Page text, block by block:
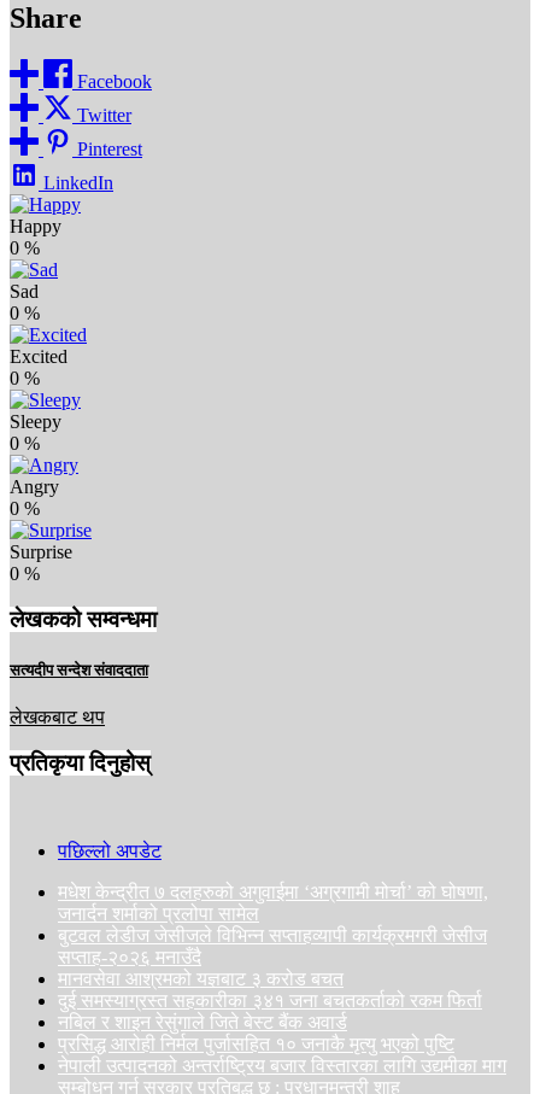
Share
Facebook
Twitter
Pinterest
LinkedIn
Happy
0 %
Sad
0 %
Excited
0 %
Sleepy
0 %
Angry
0 %
Surprise
0 %
लेखकको सम्वन्धमा
सत्यदीप सन्देश संवाददाता
लेखकबाट थप
प्रतिकृया दिनुहोस्
पछिल्लो अपडेट
मधेश केन्द्रीत ७ दलहरुको अगुवाईमा ‘अग्रगामी मोर्चा’ को घोषणा,
जनार्दन शर्माको प्रलोपा सामेल
बुटवल लेडीज जेसीजले विभिन्न सप्ताहव्यापी कार्यक्रमगरी जेसीज
सप्ताह-२०२६ मनाउँदै
मानवसेवा आश्रमको यज्ञबाट ३ करोड बचत
दुई समस्याग्रस्त सहकारीका ३४१ जना बचतकर्ताको रकम फिर्ता
नबिल र शाइन रेसुंगाले जिते बेस्ट बैंक अवार्ड
प्रसिद्ध आरोही निर्मल पुर्जासहित १० जनाकै मृत्यु भएको पुष्टि
नेपाली उत्पादनको अन्तर्राष्ट्रिय बजार विस्तारका लागि उद्यमीका माग
सम्बोधन गर्न सरकार प्रतिबद्ध छ : प्रधानमन्त्री शाह